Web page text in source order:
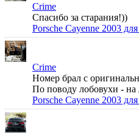
Crime
Спасибо за старания!))
Porsche Cayenne 2003
Crime
Номер брал с
По поводу лобовухи - на
Porsche Cayenne 2003